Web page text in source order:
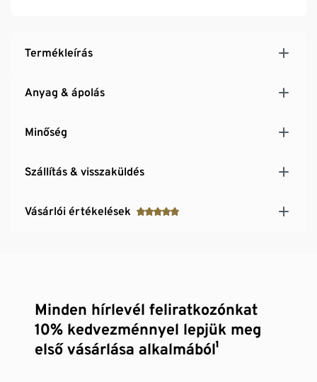
Termékleírás
Anyag & ápolás
Minőség
Szállítás & visszaküldés
Vásárlói értékelések
Minden hírlevél feliratkozónkat
10% kedvezménnyel lepjük meg
első vásárlása alkalmából¹